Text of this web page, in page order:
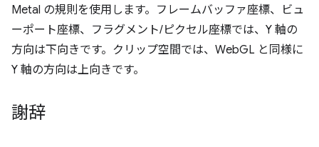
Metal の規則を使用します。フレームバッファ座標、ビュ
ーポート座標、フラグメント/ピクセル座標では、Y 軸の
方向は下向きです。クリップ空間では、WebGL と同様に
Y 軸の方向は上向きです。
謝辞